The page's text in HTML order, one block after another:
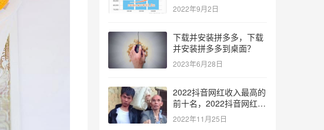
2022年9月2日
下载并安装拼多多，下载
并安装拼多多到桌面？
2023年6月28日
2022抖音网红收入最高的
前十名，2022抖音网红收
入最高的前十名有哪些？
2022年11月25日